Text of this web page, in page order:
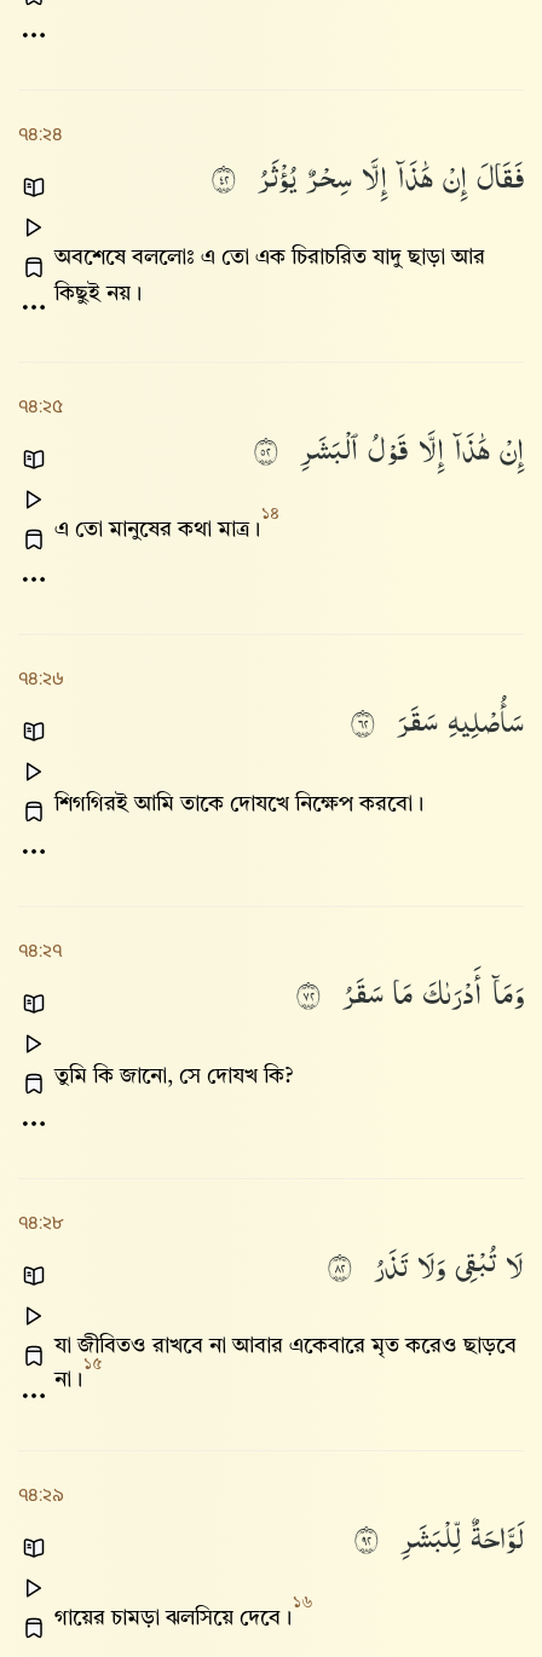
৭৪:২৪
فَقَالَإِنْهَٰذَآإِلَّاسِحْرٌيُؤْثَرُ ٢٤
অবশেষে বললোঃ এ তো এক চিরাচরিত যাদু ছাড়া আর
কিছুই নয়।
৭৪:২৫
إِنْهَٰذَآإِلَّاقَوْلُٱلْبَشَرِ ٢٥
এ তো মানুষের কথা মাত্র।
১৪
৭৪:২৬
سَأُصْلِيهِسَقَرَ ٢٦
শিগগিরই আমি তাকে দোযখে নিক্ষেপ করবো।
৭৪:২৭
وَمَآأَدْرَىٰكَمَاسَقَرُ ٢٧
তুমি কি জানো, সে দোযখ কি?
৭৪:২৮
لَاتُبْقِىوَلَاتَذَرُ ٢٨
যা জীবিতও রাখবে না আবার একেবারে মৃত করেও ছাড়বে
না।
১৫
৭৪:২৯
لَوَّاحَةٌلِّلْبَشَرِ ٢٩
গায়ের চামড়া ঝলসিয়ে দেবে।
১৬